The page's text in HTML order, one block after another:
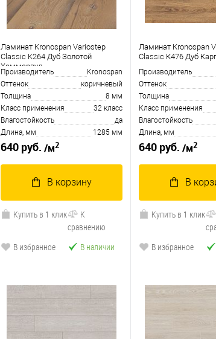
Ламинат Kronospan Variostep
Classic K264 Дуб Золотой
Хаммервуд
Производитель
Kronospan
Оттенок
коричневый
Толщина
8 мм
Класс применения
32 класс
Влагостойкость
да
Длина, мм
1285 мм
640 руб. /м2
В корзину
Купить в 1 клик
К
сравнению
В избранное
В наличии
Ламинат Kronospan
Classic К476 Дуб
Производитель
Оттенок
Толщина
Класс применения
Влагостойкость
Длина, мм
640 руб. /м2
В
Купить в 1 клик
В избранное